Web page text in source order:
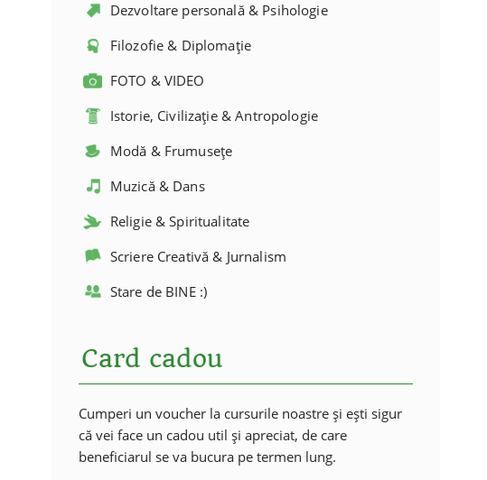
Dezvoltare personală & Psihologie
Filozofie & Diplomație
FOTO & VIDEO
Istorie, Civilizație & Antropologie
Modă & Frumusețe
Muzică & Dans
Religie & Spiritualitate
Scriere Creativă & Jurnalism
Stare de BINE :)
Card cadou
Cumperi un voucher la cursurile noastre și ești sigur
că vei face un cadou util și apreciat, de care
beneficiarul se va bucura pe termen lung.